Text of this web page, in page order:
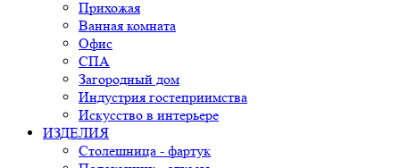
Прихожая
Ванная комната
Офис
СПА
Загородный дом
Индустрия гостеприимства
Искусство в интерьере
ИЗДЕЛИЯ
Столешница - фартук